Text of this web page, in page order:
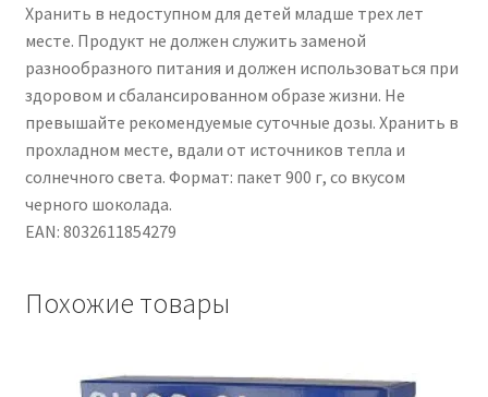
Хранить в недоступном для детей младше трех лет
месте. Продукт не должен служить заменой
разнообразного питания и должен использоваться при
здоровом и сбалансированном образе жизни. Не
превышайте рекомендуемые суточные дозы. Хранить в
прохладном месте, вдали от источников тепла и
солнечного света. Формат: пакет 900 г, со вкусом
черного шоколада.
EAN: 8032611854279
Похожие товары